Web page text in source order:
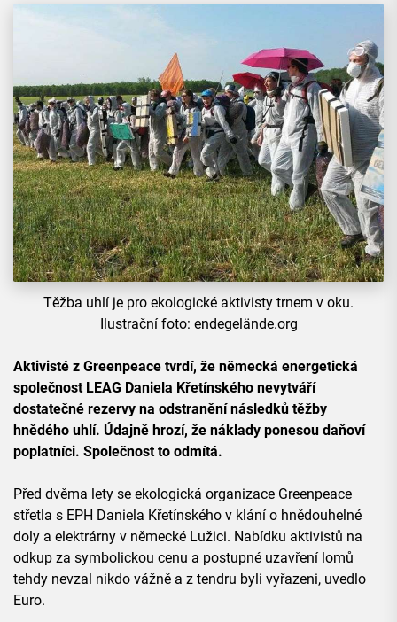
Těžba uhlí je pro ekologické aktivisty trnem v oku.
Ilustrační foto: endegelände.org
Aktivisté z Greenpeace tvrdí, že německá energetická
společnost LEAG Daniela Křetínského nevytváří
dostatečné rezervy na odstranění následků těžby
hnědého uhlí. Údajně hrozí, že náklady ponesou daňoví
poplatníci. Společnost to odmítá.
Před dvěma lety se ekologická organizace Greenpeace
střetla s EPH Daniela Křetínského v klání o hnědouhelné
doly a elektrárny v německé Lužici. Nabídku aktivistů na
odkup za symbolickou cenu a postupné uzavření lomů
tehdy nevzal nikdo vážně a z tendru byli vyřazeni, uvedlo
Euro.